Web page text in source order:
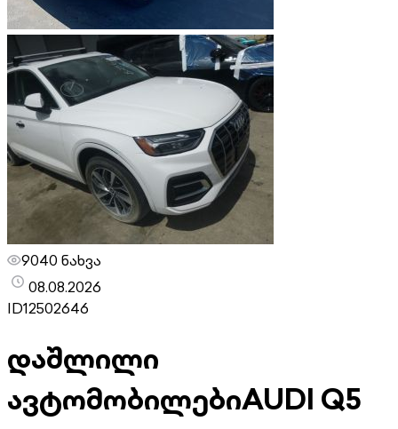
9040 ნახვა
08.08.2026
ID12502646
დაშლილი
ავტომობილებიAUDI Q5